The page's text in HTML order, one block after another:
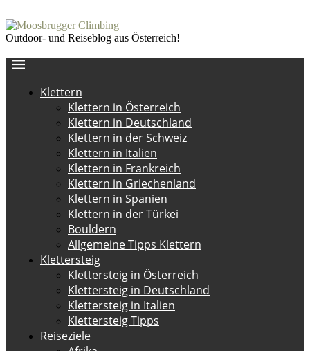
Outdoor- und Reiseblog aus Österreich!
Klettern
Klettern in Österreich
Klettern in Deutschland
Klettern in der Schweiz
Klettern in Italien
Klettern in Frankreich
Klettern in Griechenland
Klettern in Spanien
Klettern in der Türkei
Bouldern
Allgemeine Tipps Klettern
Klettersteig
Klettersteig in Österreich
Klettersteig in Deutschland
Klettersteig in Italien
Klettersteig Tipps
Reiseziele